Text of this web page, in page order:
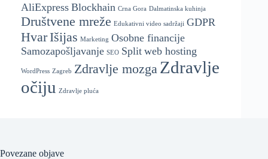
AliExpress Blockhain Crna Gora Dalmatinska kuhinja
Društvene mreže Edukativni video sadržaji GDPR
Hvar Išijas Marketing Osobne financije
Samozapošljavanje SEO Split web hosting
WordPress Zagreb Zdravlje mozga Zdravlje
očiju Zdravlje pluća
Povezane objave